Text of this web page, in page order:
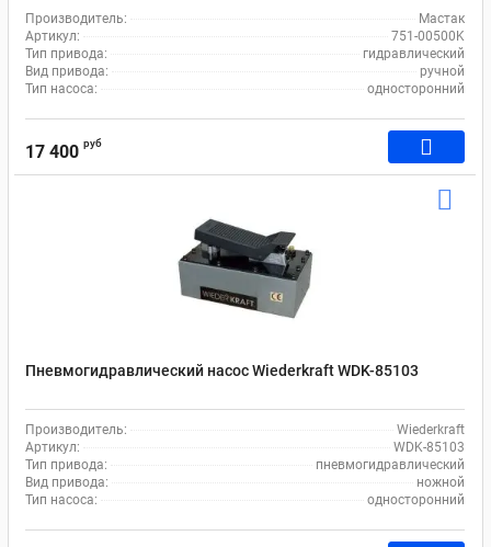
Производитель:
Мастак
Артикул:
751-00500K
Тип привода:
гидравлический
Вид привода:
ручной
Тип насоса:
односторонний
17 400 руб
Пневмогидравлический насос Wiederkraft WDK-85103
Производитель:
Wiederkraft
Артикул:
WDK-85103
Тип привода:
пневмогидравлический
Вид привода:
ножной
Тип насоса:
односторонний